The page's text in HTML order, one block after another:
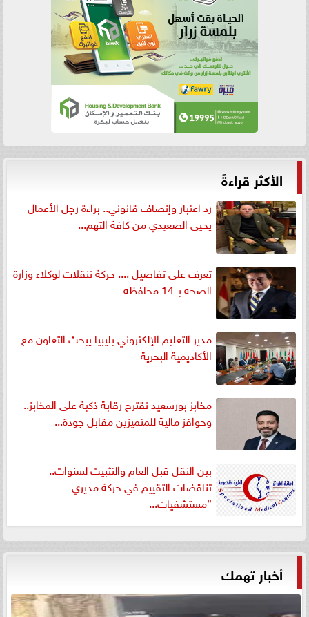
الأكثر قراءةً
رد اعتبار وإنصاف قانوني.. براءة رجل الأعمال
يحيى الصعيدي من كافة التهم...
تعرف على تفاصيل .... حركة تنقلات لوكلاء وزارة
الصحه بـ 14 محافظه
مدير التعليم الإلكتروني بليبيا يبحث التعاون مع
الأكاديمية البحرية
مخابز بورسعيد تقترح رقابة ذكية على المخابز..
وحوافز مالية للمتميزين مقابل جودة...
بين النقل قبل العام والتثبيت لسنوات..
تناقضات التقييم في حركة مديري
”مستشفيات...
أخبار تهمك